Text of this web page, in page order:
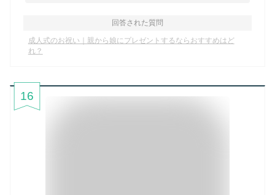
回答された質問
成人式のお祝い｜親から娘にプレゼントするならおすすめはど
れ？
16